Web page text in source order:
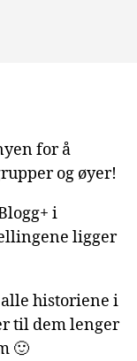
for å
og øyer!
i
ligger
historiene i
til dem lenger
🙂